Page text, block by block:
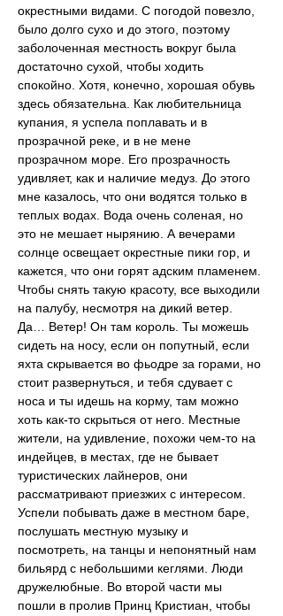
окрестными видами. С погодой повезло,
было долго сухо и до этого, поэтому
заболоченная местность вокруг была
достаточно сухой, чтобы ходить
спокойно. Хотя, конечно, хорошая обувь
здесь обязательна. Как любительница
купания, я успела поплавать и в
прозрачной реке, и в не мене
прозрачном море. Его прозрачность
удивляет, как и наличие медуз. До этого
мне казалось, что они водятся только в
теплых водах. Вода очень соленая, но
это не мешает нырянию. А вечерами
солнце освещает окрестные пики гор, и
кажется, что они горят адским пламенем.
Чтобы снять такую красоту, все выходили
на палубу, несмотря на дикий ветер.
Да… Ветер! Он там король. Ты можешь
сидеть на носу, если он попутный, если
яхта скрывается во фьодре за горами, но
стоит развернуться, и тебя сдувает с
носа и ты идешь на корму, там можно
хоть как-то скрыться от него. Местные
жители, на удивление, похожи чем-то на
индейцев, в местах, где не бывает
туристических лайнеров, они
рассматривают приезжих с интересом.
Успели побывать даже в местном баре,
послушать местную музыку и
посмотреть, на танцы и непонятный нам
бильярд с небольшими кеглями. Люди
дружелюбные. Во второй части мы
пошли в пролив Принц Кристиан, чтобы